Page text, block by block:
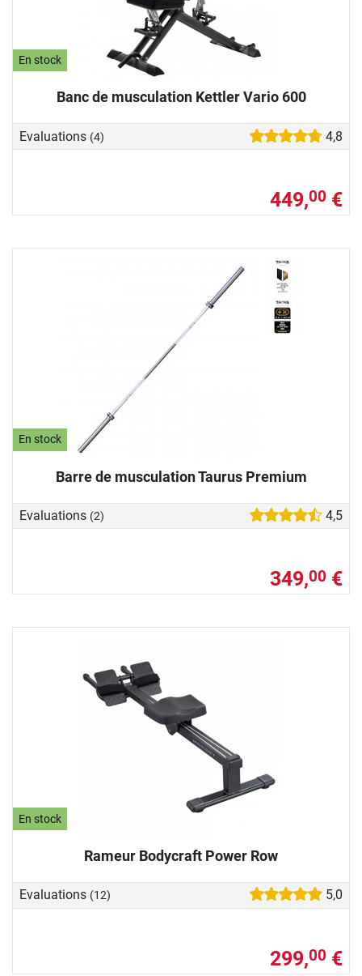
En stock
Banc de musculation Kettler Vario 600
Evaluations (4) 4,8
449,00 €
En stock
Barre de musculation Taurus Premium
Evaluations (2) 4,5
349,00 €
En stock
Rameur Bodycraft Power Row
Evaluations (12) 5,0
299,00 €